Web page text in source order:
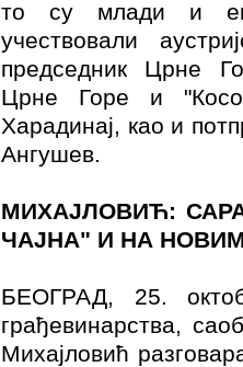
то су млади и
учествовали
председник Црне
Црне Горе и
Харадинај, као и
Ангушев.
МИХАЈЛОВИЋ:
ЧАЈНА" И НА
БЕОГРАД, 25.
грађевинарства,
Михајловић